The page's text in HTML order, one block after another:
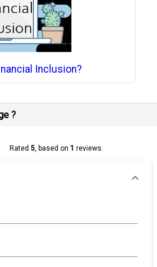
Inclusion?
?
Rated 5, based on 1 reviews.